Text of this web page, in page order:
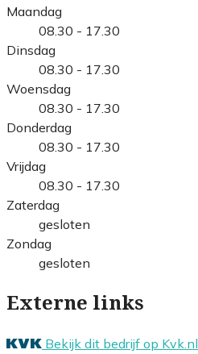
Maandag
08.30 - 17.30
Dinsdag
08.30 - 17.30
Woensdag
08.30 - 17.30
Donderdag
08.30 - 17.30
Vrijdag
08.30 - 17.30
Zaterdag
gesloten
Zondag
gesloten
Externe links
Bekijk dit bedrijf op Kvk.nl